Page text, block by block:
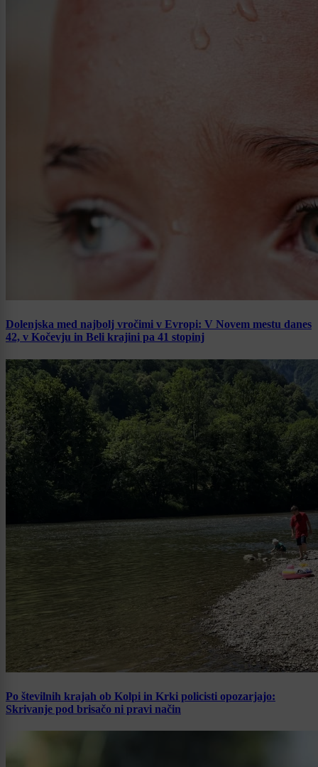
Dolenjska med najbolj vročimi v Evropi: V Novem mestu danes
42, v Kočevju in Beli krajini pa 41 stopinj
Po številnih krajah ob Kolpi in Krki policisti opozarjajo:
Skrivanje pod brisačo ni pravi način